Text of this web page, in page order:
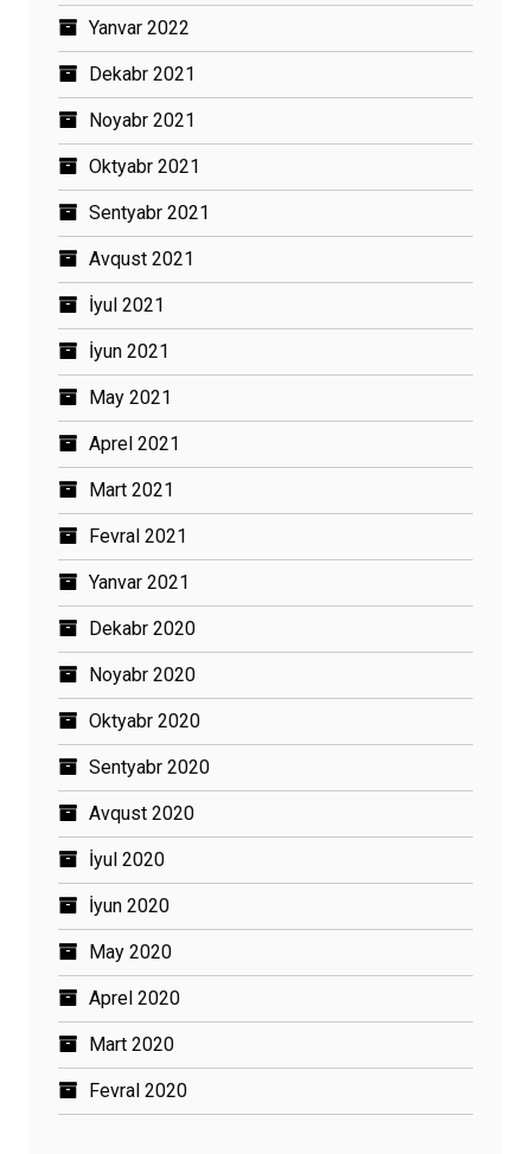
Yanvar 2022
Dekabr 2021
Noyabr 2021
Oktyabr 2021
Sentyabr 2021
Avqust 2021
İyul 2021
İyun 2021
May 2021
Aprel 2021
Mart 2021
Fevral 2021
Yanvar 2021
Dekabr 2020
Noyabr 2020
Oktyabr 2020
Sentyabr 2020
Avqust 2020
İyul 2020
İyun 2020
May 2020
Aprel 2020
Mart 2020
Fevral 2020